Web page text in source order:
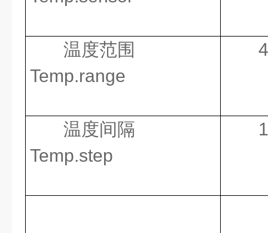
温度范围
Temp.range
温度间隔
Temp.step